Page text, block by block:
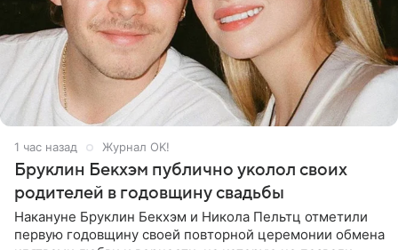
1 час назад Журнал OK!
Бруклин Бекхэм публично уколол своих
родителей в годовщину свадьбы
Накануне Бруклин Бекхэм и Никола Пельтц отметили
первую годовщину своей повторной церемонии обмена